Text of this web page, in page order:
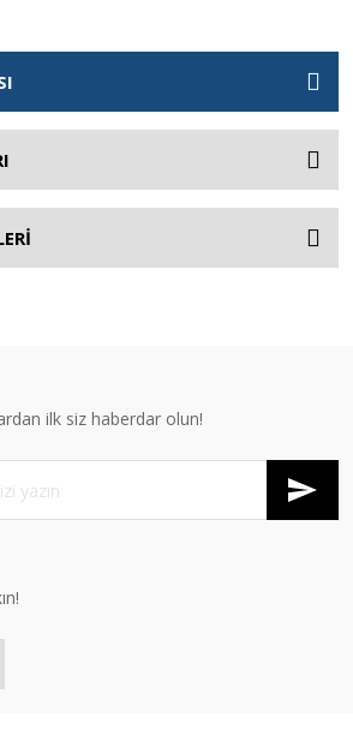
ilk siz haberdar olun!